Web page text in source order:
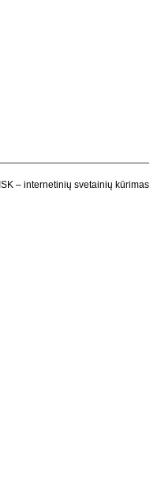
ISK – internetinių svetainių kūrimas